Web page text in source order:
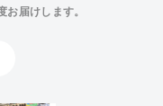
届けします。